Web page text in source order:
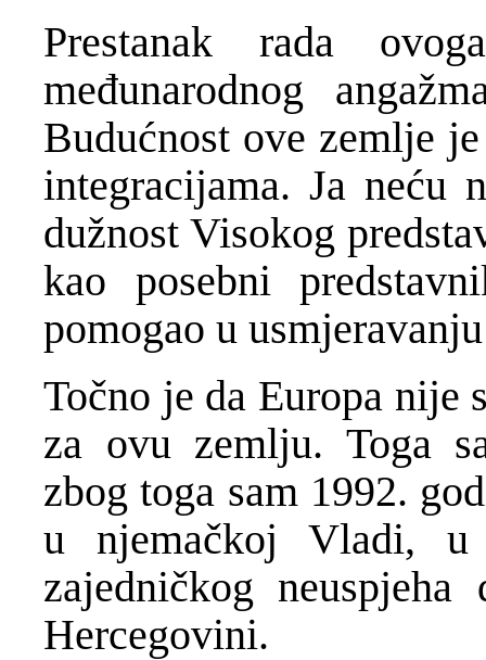
Prestanak rada
međunarodnog
Budućnost ove zemlje
integracijama. Ja neću
dužnost Visokog
kao posebni
pomogao u
Točno je da Europa nije
za ovu zemlju. Toga
zbog toga sam 1992.
u njemačkoj Vladi, u
zajedničkog
Hercegovini.